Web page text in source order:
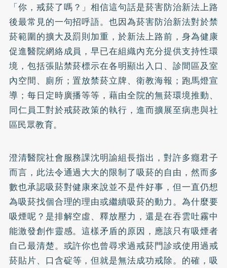
「你， 戒菸了嗎？」相信這句話是菸害防治新法上路
後最常見的一句招呼語。也因為菸害防治新法對於禁
菸範圍的擴大及罰則加重，於新法上路前，身為健康
促進醫院網絡成員，早已在組織內充分提供支持性環
境，包括張貼禁菸標示在各明顯出入口、診間區及室
內空間、廁所；置放禁菸立牌、衛教海報；跑馬燈宣
導；每日定時廣播等等，藉由全院的無菸環境推動、
同仁員工對於戒菸政策的執行，進而擴展至病患與社
區民眾教育。
澄清醫院社會服務課沈明諭組長指出，對許多癮君子
而言，此法令通過大大的限制了吸菸的自由，然而多
數也承認吸菸對健康來說並不是件好事，但一直仍想
為吸菸找個合理的理由或繼續吸菸的動力。為什麼要
吸煙呢？是排解空虛、釋放壓力，還是在吞雲吐霧中
能激發創作靈感。這樣矛盾的原因，應該只有吸煙者
自己最清楚。或許你也曾尋求過戒菸門診或使用過戒
菸貼片、口含碇等，但就是無法成功戒除。的確，吸